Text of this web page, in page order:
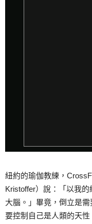
紐約的瑜伽教練，
Kristoffer）說：「以我
大腦。」畢竟，倒立是
要控制自己是人類的天